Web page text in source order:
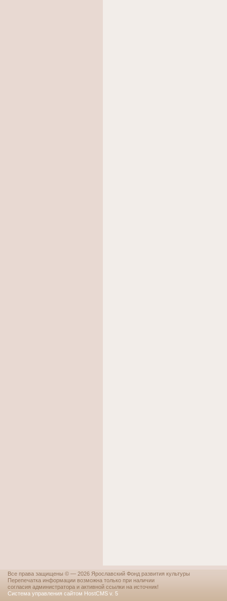
Все права защищены © — 2026 Ярославский Фонд развития культуры
Перепечатка информации возможна только при наличии
согласия администратора и активной ссылки на источник!
Система управления сайтом HostCMS v. 5